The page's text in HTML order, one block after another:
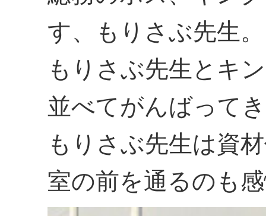
す、もりさぶ先生。
もりさぶ先生とキ
並べてがんばって
もりさぶ先生は資
室の前を通るのも